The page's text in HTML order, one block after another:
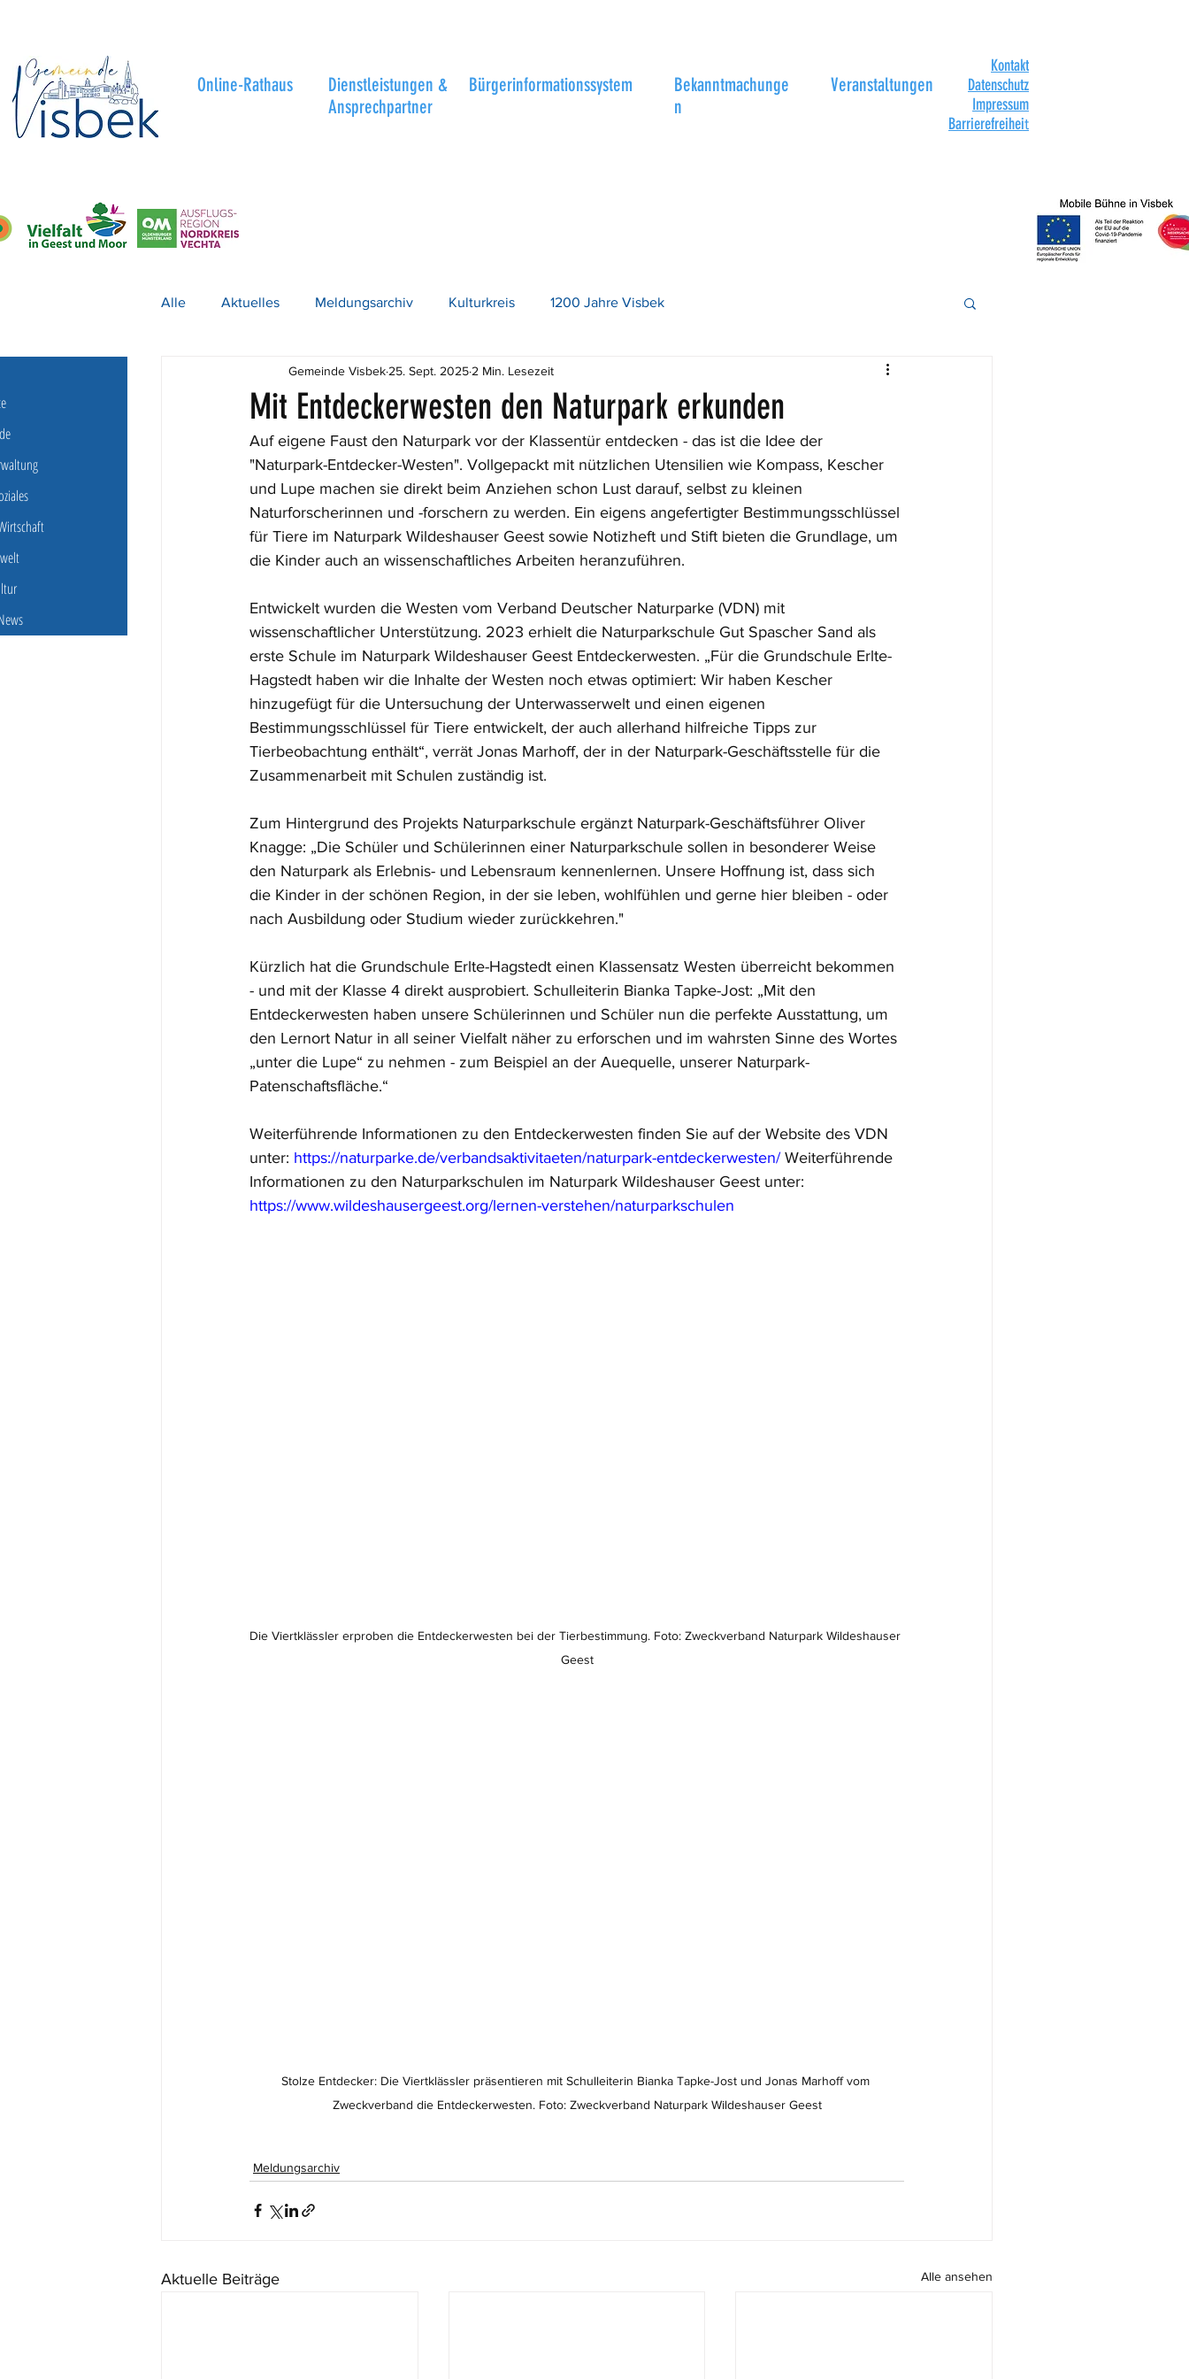
Online-Rathaus
Dienstleistungen &
Ansprechpartner
Bürgerinformationssystem
Bekanntmachunge
n
Kontakt
Datenschutz
Impressum
Barrierefreiheit
Veranstaltungen
Alle Aktuelles Meldungsarchiv Kulturkreis 1200 Jahre Visbek
Mit Entdeckerwesten den Naturpark erkunden
Gemeinde Visbek 25. Sept. 2025 2 Min. Lesezeit
Auf eigene Faust den Naturpark vor der Klassentür entdecken - das ist die Idee der
"Naturpark-Entdecker-Westen". Vollgepackt mit nützlichen Utensilien wie Kompass, Kescher
und Lupe machen sie direkt beim Anziehen schon Lust darauf, selbst zu kleinen
Naturforscherinnen und -forschern zu werden. Ein eigens angefertigter Bestimmungsschlüssel
für Tiere im Naturpark Wildeshauser Geest sowie Notizheft und Stift bieten die Grundlage, um
die Kinder auch an wissenschaftliches Arbeiten heranzuführen.
Entwickelt wurden die Westen vom Verband Deutscher Naturparke (VDN) mit
wissenschaftlicher Unterstützung. 2023 erhielt die Naturparkschule Gut Spascher Sand als
erste Schule im Naturpark Wildeshauser Geest Entdeckerwesten. „Für die Grundschule Erlte-
Hagstedt haben wir die Inhalte der Westen noch etwas optimiert: Wir haben Kescher
hinzugefügt für die Untersuchung der Unterwasserwelt und einen eigenen
Bestimmungsschlüssel für Tiere entwickelt, der auch allerhand hilfreiche Tipps zur
Tierbeobachtung enthält“, verrät Jonas Marhoff, der in der Naturpark-Geschäftsstelle für die
Zusammenarbeit mit Schulen zuständig ist.
Zum Hintergrund des Projekts Naturparkschule ergänzt Naturpark-Geschäftsführer Oliver
Knagge: „Die Schüler und Schülerinnen einer Naturparkschule sollen in besonderer Weise
den Naturpark als Erlebnis- und Lebensraum kennenlernen. Unsere Hoffnung ist, dass sich
die Kinder in der schönen Region, in der sie leben, wohlfühlen und gerne hier bleiben - oder
nach Ausbildung oder Studium wieder zurückkehren."
Kürzlich hat die Grundschule Erlte-Hagstedt einen Klassensatz Westen überreicht bekommen
- und mit der Klasse 4 direkt ausprobiert. Schulleiterin Bianka Tapke-Jost: „Mit den
Entdeckerwesten haben unsere Schülerinnen und Schüler nun die perfekte Ausstattung, um
den Lernort Natur in all seiner Vielfalt näher zu erforschen und im wahrsten Sinne des Wortes
„unter die Lupe“ zu nehmen - zum Beispiel an der Auequelle, unserer Naturpark-
Patenschaftsfläche.“
Weiterführende Informationen zu den Entdeckerwesten finden Sie auf der Website des VDN
unter: https://naturparke.de/verbandsaktivitaeten/naturpark-entdeckerwesten/ Weiterführende
Informationen zu den Naturparkschulen im Naturpark Wildeshauser Geest unter:
https://www.wildeshausergeest.org/lernen-verstehen/naturparkschulen
Die Viertklässler erproben die Entdeckerwesten bei der Tierbestimmung. Foto: Zweckverband Naturpark Wildeshauser
Geest
Stolze Entdecker: Die Viertklässler präsentieren mit Schulleiterin Bianka Tapke-Jost und Jonas Marhoff vom
Zweckverband die Entdeckerwesten. Foto: Zweckverband Naturpark Wildeshauser Geest
Meldungsarchiv
Aktuelle Beiträge Alle ansehen